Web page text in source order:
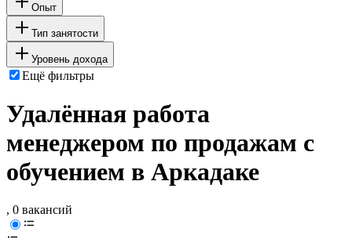
Опыт
Тип занятости
Уровень дохода
Ещё фильтры
Удалённая работа
менеджером по продажам с
обучением в Аркадаке
, 0 вакансий